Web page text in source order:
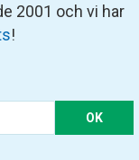
2001 och vi har
!
OK